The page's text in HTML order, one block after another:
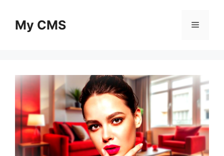
contentMy CMS Menu